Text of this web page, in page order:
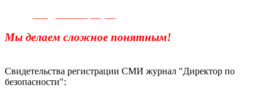
Мы делаем сложное понятным!
Свидетельства регистрации СМИ журнал "Директор по
безопасности":